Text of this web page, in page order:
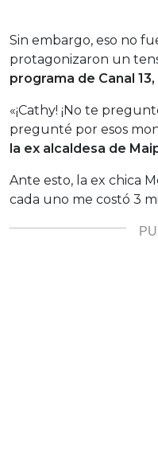
Sin embargo, eso no
protagonizaron un
programa de Canal 13,
«¡Cathy! ¡No te
pregunté por esos
la ex alcaldesa de
Ante esto, la ex chica
cada uno me costó 3